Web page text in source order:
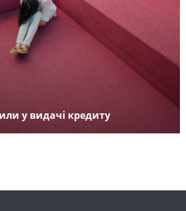
у видачі кредиту